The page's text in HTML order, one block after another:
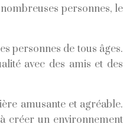
personnes, le
personnes de tous âges.
avec des amis et des
amusante et agréable.
créer un environnement